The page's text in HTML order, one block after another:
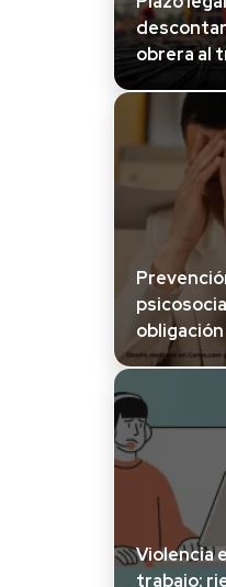
descontar
obrera al
Violencia
trabajo: